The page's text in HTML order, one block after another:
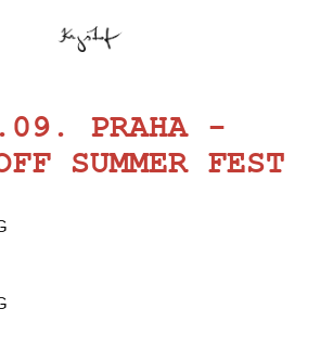
PRAHA -
SUMMER FEST